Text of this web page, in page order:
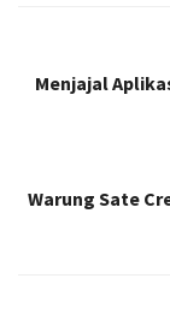
Menjajal
Warung Sate